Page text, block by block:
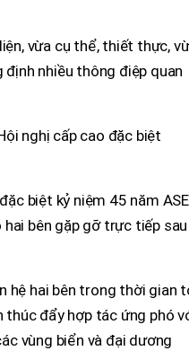
vừa cụ thể, thiết thực,
định nhiều thông điệp quan
nghị cấp cao đặc biệt
biệt kỷ niệm 45 năm
hai bên gặp gỡ trực tiếp
hệ hai bên trong thời gian
thúc đẩy hợp tác ứng phó
vùng biển và đại dương